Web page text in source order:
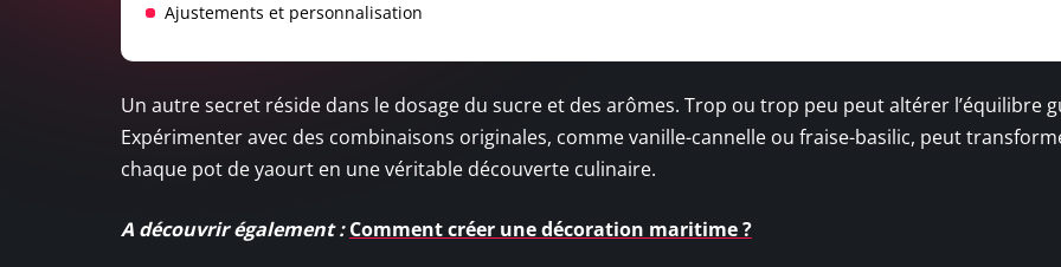
Ajustements et personnalisation
Un autre secret réside dans le dosage du sucre et des arômes. Trop ou trop peu peut altérer l’équilibre
Expérimenter avec des combinaisons originales, comme vanille-cannelle ou fraise-basilic, peut
chaque pot de yaourt en une véritable découverte culinaire.
A découvrir également : Comment créer une décoration maritime ?